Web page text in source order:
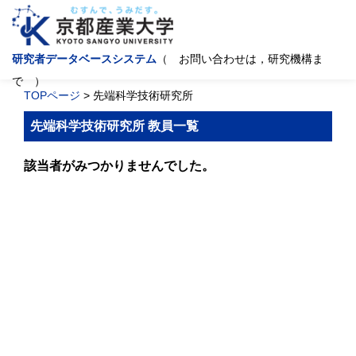
研究者データベースシステム （ お問い合わせは，研究機構ま
で ）
TOPページ > 先端科学技術研究所
先端科学技術研究所 教員一覧
該当者がみつかりませんでした。